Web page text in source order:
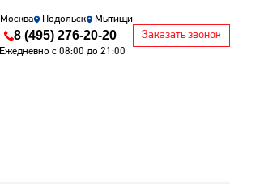
Москва Подольск Мытищи
8 (495) 276-20-20
Ежедневно с 08:00 до 21:00
Заказать звонок